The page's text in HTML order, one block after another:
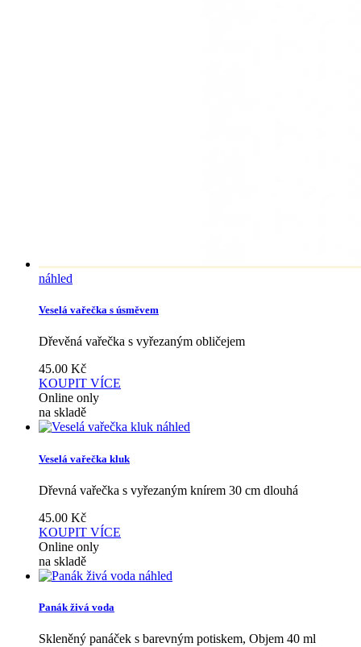
náhled
Veselá vařečka s úsměvem
Dřevěná vařečka s vyřezaným obličejem
45.00 Kč
KOUPIT VÍCE
Online only
na skladě
náhled
Veselá vařečka kluk
Dřevná vařečka s vyřezaným knírem 30 cm dlouhá
45.00 Kč
KOUPIT VÍCE
Online only
na skladě
náhled
Panák živá voda
Skleněný panáček s barevným potiskem, Objem 40 ml